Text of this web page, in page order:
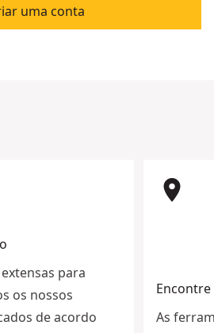
uma conta
para
os nossos
de acordo
room
As